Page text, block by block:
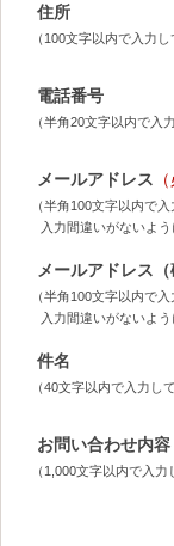
住所
（100文字以内で入力し
電話番号
（半角20文字以内で入
メールアドレス
（半角100文字以内で入
入力間違いがないよ
メールアドレス（
（半角100文字以内で入
入力間違いがないよ
件名
（40文字以内で入力し
お問い合わせ内容
（1,000文字以内で入力